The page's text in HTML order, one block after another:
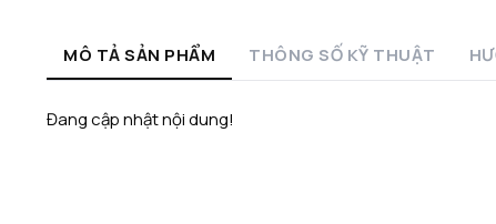
MÔ TẢ SẢN PHẨM THÔNG SỐ KỸ THUẬT
Đang cập nhật nội dung!